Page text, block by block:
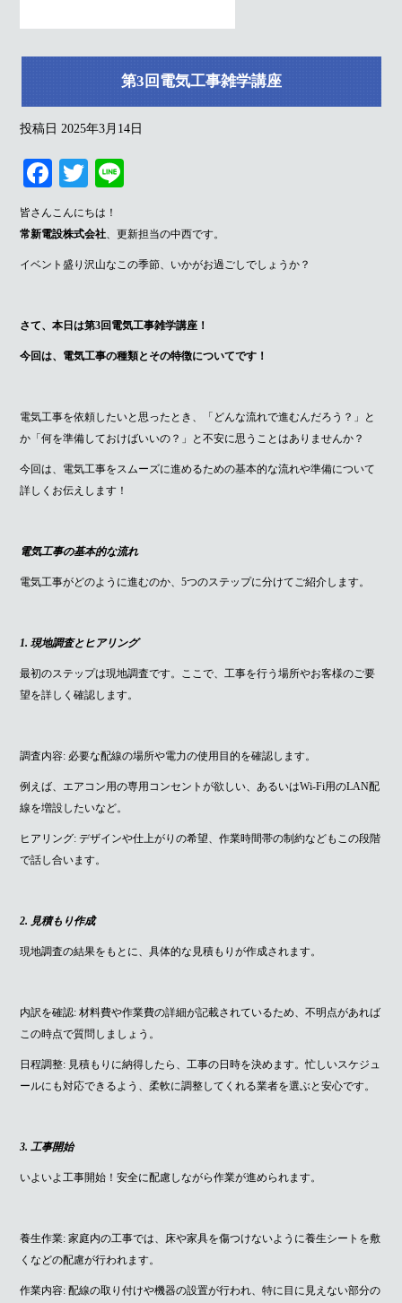
第3回電気工事雑学講座
投稿日 2025年3月14日
Fa
ce
bo
ok
T
wi
tte
r
皆さんこんにちは！
常新電設株式会社 、更新担当の中西です。
イベント盛り沢山なこの季節、いかがお過ごしでしょうか？
さて、本日は第3回電気工事雑学講座！
今回は、電気工事の種類とその特徴についてです！
電気工事を依頼したいと思ったとき、「どんな流れで進むんだろう？」と
か「何を準備しておけばいいの？」と不安に思うことはありませんか？
今回は、電気工事をスムーズに進めるための基本的な流れや準備について
詳しくお伝えします！
電気工事の基本的な流れ
電気工事がどのように進むのか、5つのステップに分けてご紹介します。
1. 現地調査とヒアリング
最初のステップは現地調査です。ここで、工事を行う場所やお客様のご要
望を詳しく確認します。
調査内容: 必要な配線の場所や電力の使用目的を確認します。
例えば、エアコン用の専用コンセントが欲しい、あるいはWi-Fi用のLAN配
線を増設したいなど。
ヒアリング: デザインや仕上がりの希望、作業時間帯の制約などもこの段階
で話し合います。
2. 見積もり作成
現地調査の結果をもとに、具体的な見積もりが作成されます。
内訳を確認: 材料費や作業費の詳細が記載されているため、不明点があれば
この時点で質問しましょう。
日程調整: 見積もりに納得したら、工事の日時を決めます。忙しいスケジュ
ールにも対応できるよう、柔軟に調整してくれる業者を選ぶと安心です。
3. 工事開始
いよいよ工事開始！安全に配慮しながら作業が進められます。
養生作業: 家庭内の工事では、床や家具を傷つけないように養生シートを敷
くなどの配慮が行われます。
作業内容: 配線の取り付けや機器の設置が行われ、特に目に見えない部分の